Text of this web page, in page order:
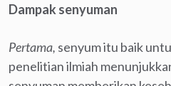
Dampak senyuman
Pertama, senyum itu baik
penelitian ilmiah